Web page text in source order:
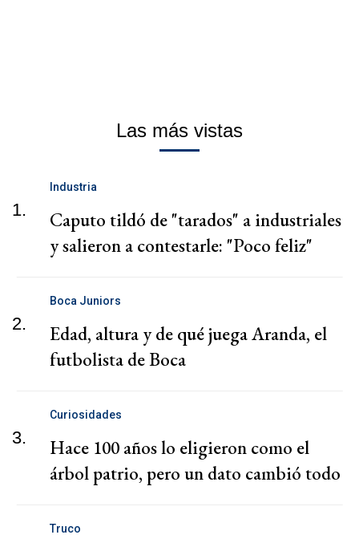
Las más vistas
1.
Industria
Caputo tildó de "tarados" a industriales
y salieron a contestarle: "Poco feliz"
2.
Boca Juniors
Edad, altura y de qué juega Aranda, el
futbolista de Boca
3.
Curiosidades
Hace 100 años lo eligieron como el
árbol patrio, pero un dato cambió todo
Truco